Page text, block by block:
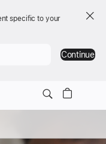
specific to your
Continue